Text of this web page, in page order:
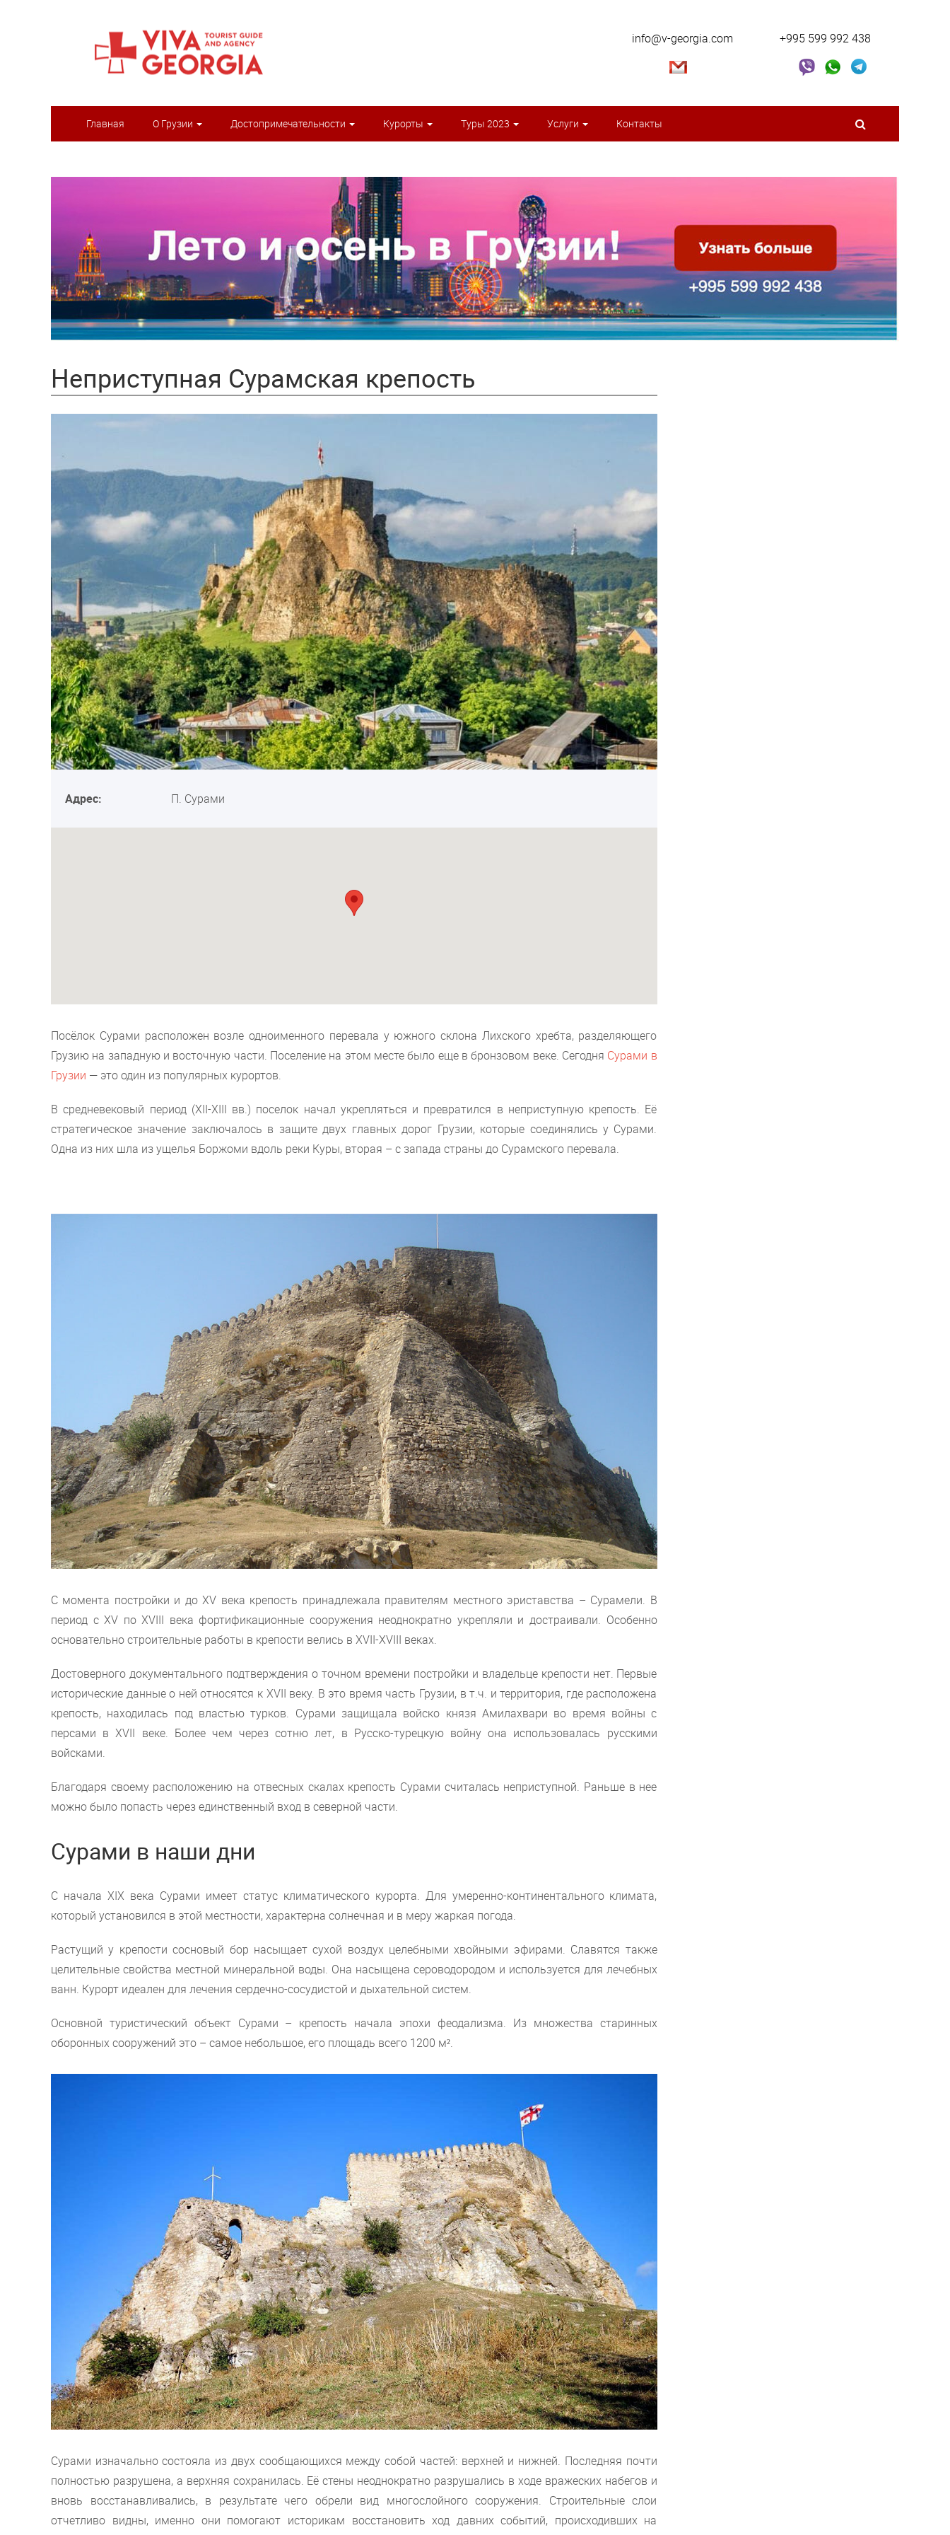
info@v-georgia.com +995 599 992 438
Главная О Грузии Достопримечательности Курорты Туры 2023 Услуги Контакты
Неприступная Сурамская крепость
Адрес: П. Сурами
Посёлок Сурами расположен возле одноименного перевала у южного склона Лихского хребта, разделяющего
Грузию на западную и восточную части. Поселение на этом месте было еще в бронзовом веке. Сегодня Сурами в
Грузии — это один из популярных курортов.
В средневековый период (XII-XIII вв.) поселок начал укрепляться и превратился в неприступную крепость. Её
стратегическое значение заключалось в защите двух главных дорог Грузии, которые соединялись у Сурами.
Одна из них шла из ущелья Боржоми вдоль реки Куры, вторая – с запада страны до Сурамского перевала.
С момента постройки и до XV века крепость принадлежала правителям местного эриставства – Сурамели. В
период с XV по XVIII века фортификационные сооружения неоднократно укрепляли и достраивали. Особенно
основательно строительные работы в крепости велись в XVII-XVIII веках.
Достоверного документального подтверждения о точном времени постройки и владельце крепости нет. Первые
исторические данные о ней относятся к XVII веку. В это время часть Грузии, в т.ч. и территория, где расположена
крепость, находилась под властью турков. Сурами защищала войско князя Амилахвари во время войны с
персами в XVII веке. Более чем через сотню лет, в Русско-турецкую войну она использовалась русскими
войсками.
Благодаря своему расположению на отвесных скалах крепость Сурами считалась неприступной. Раньше в нее
можно было попасть через единственный вход в северной части.
Сурами в наши дни
С начала XIX века Сурами имеет статус климатического курорта. Для умеренно-континентального климата,
который установился в этой местности, характерна солнечная и в меру жаркая погода.
Растущий у крепости сосновый бор насыщает сухой воздух целебными хвойными эфирами. Славятся также
целительные свойства местной минеральной воды. Она насыщена сероводородом и используется для лечебных
ванн. Курорт идеален для лечения сердечно-сосудистой и дыхательной систем.
Основной туристический объект Сурами – крепость начала эпохи феодализма. Из множества старинных
оборонных сооружений это – самое небольшое, его площадь всего 1200 м².
Сурами изначально состояла из двух сообщающихся между собой частей: верхней и нижней. Последняя почти
полностью разрушена, а верхняя сохранилась. Её стены неоднократно разрушались в ходе вражеских набегов и
вновь восстанавливались, в результате чего обрели вид многослойного сооружения. Строительные слои
отчетливо видны, именно они помогают историкам восстановить ход давних событий, происходивших на